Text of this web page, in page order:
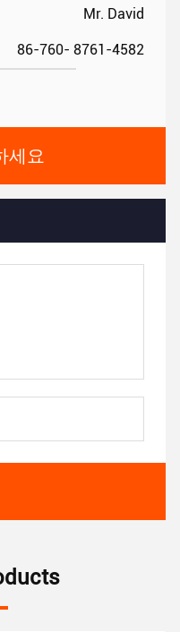
Mr. David
86-760- 8761-4582
세요